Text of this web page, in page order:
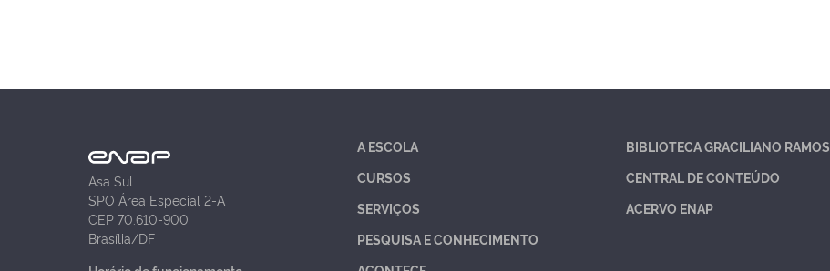
Asa Sul
SPO Área Especial 2-A
CEP 70.610-900
Brasília/DF
A ESCOLA
CURSOS
SERVIÇOS
PESQUISA E CONHECIMENTO
BIBLIOTECA GRACILIANO RAMOS
CENTRAL DE CONTEÚDO
ACERVO ENAP